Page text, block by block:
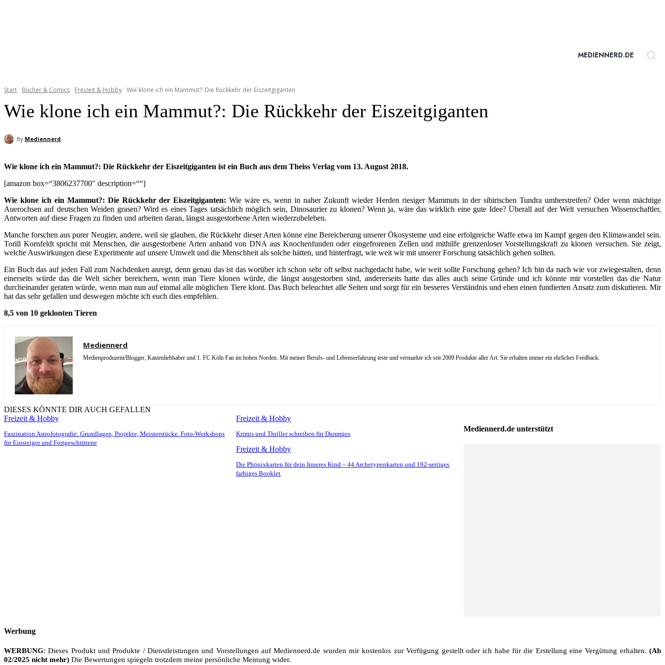
MEDIENNERD.DE
Start Bücher & Comics Freizeit & Hobby Wie klone ich ein Mammut?: Die Rückkehr der Eiszeitgiganten
Wie klone ich ein Mammut?: Die Rückkehr der Eiszeitgiganten
By Mediennerd
Wie klone ich ein Mammut?: Die Rückkehr der Eiszeitgiganten ist ein Buch aus dem Theiss Verlag vom 13. August 2018.
[amazon box=“3806237700″ description=““]
Wie klone ich ein Mammut?: Die Rückkehr der Eiszeitgiganten: Wie wäre es, wenn in naher Zukunft wieder Herden riesiger Mammuts in der sibirischen Tundra umherstreifen? Oder wenn mächtige
Auerochsen auf deutschen Weiden grasen? Wird es eines Tages tatsächlich möglich sein, Dinosaurier zu klonen? Wenn ja, wäre das wirklich eine gute Idee? Überall auf der Welt versuchen Wissenschaftler,
Antworten auf diese Fragen zu finden und arbeiten daran, längst ausgestorbene Arten wiederzubeleben.
Manche forschen aus purer Neugier, andere, weil sie glauben, die Rückkehr dieser Arten könne eine Bereicherung unserer Ökosysteme und eine erfolgreiche Waffe etwa im Kampf gegen den Klimawandel sein.
Torill Kornfeldt spricht mit Menschen, die ausgestorbene Arten anhand von DNA aus Knochenfunden oder eingefrorenen Zellen und mithilfe grenzenloser Vorstellungskraft zu klonen versuchen. Sie zeigt,
welche Auswirkungen diese Experimente auf unsere Umwelt und die Menschheit als solche hätten, und hinterfragt, wie weit wir mit unserer Forschung tatsächlich gehen sollten.
Ein Buch das auf jeden Fall zum Nachdenken anregt, denn genau das ist das worüber ich schon sehr oft selbst nachgedacht habe, wie weit sollte Forschung gehen? Ich bin da nach wie vor zwiegestalten, denn
einerseits würde das die Welt sicher bereichern, wenn man Tiere klonen würde, die längst ausgestorben sind, andererseits hatte das alles auch seine Gründe und ich könnte mir vorstellen das die Natur
durcheinander geraten würde, wenn man nun auf einmal alle möglichen Tiere klont. Das Buch beleuchtet alle Seiten und sorgt für ein besseres Verständnis und eben einen fundierten Ansatz zum diskutieren. Mir
hat das sehr gefallen und deswegen möchte ich euch dies empfehlen.
8,5 von 10 geklonten Tieren
Mediennerd
Medienproduzent/Blogger, Katzenliebhaber und 1. FC Köln Fan im hohen Norden. Mit meiner Berufs- und Lebenserfahrung teste und vermarkte ich seit 2009 Produkte aller Art. Sie erhalten immer ein ehrliches Feedback.
DIESES KÖNNTE DIR AUCH GEFALLEN
Freizeit & Hobby
Faszination Astrofotografie: Grundlagen, Projekte, Meisterstücke. Foto-Workshops
für Einsteiger und Fortgeschrittene
Freizeit & Hobby
Krimis und Thriller schreiben für Dummies
Freizeit & Hobby
Die Phönixkarten für dein Inneres Kind – 44 Archetypenkarten und 192-seitiges
farbiges Booklet
Mediennerd.de unterstützt
Werbung
WERBUNG: Dieses Produkt und Produkte / Dienstleistungen und Vorstellungen auf Mediennerd.de wurden mir kostenlos zur Verfügung gestellt oder ich habe für die Erstellung eine Vergütung erhalten. (Ab
02/2025 nicht mehr) Die Bewertungen spiegeln trotzdem meine persönliche Meinung wider.